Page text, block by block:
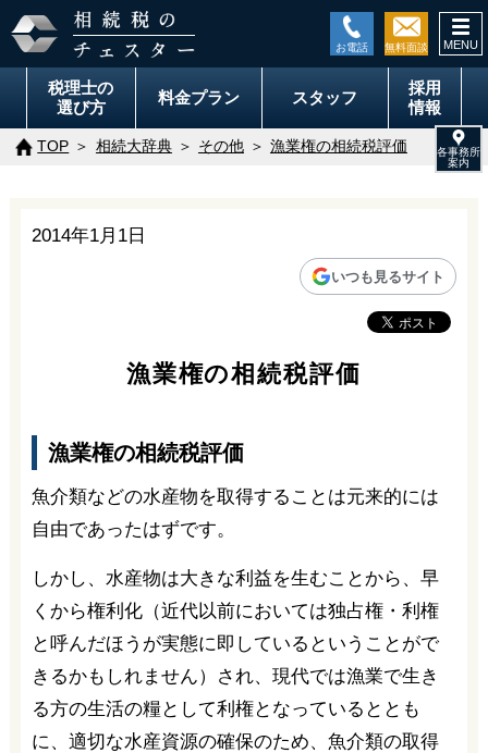
税理士の
選び方
料金プラン スタッフ
採用
情報
TOP 相続大辞典 その他 漁業権の相続税評価
2014年1月1日
いつも見るサイト
漁業権の相続税評価
漁業権の相続税評価
魚介類などの水産物を取得することは元来的には
自由であったはずです。
しかし、水産物は大きな利益を生むことから、早
くから権利化（近代以前においては独占権・利権
と呼んだほうが実態に即しているということがで
きるかもしれません）され、現代では漁業で生き
る方の生活の糧として利権となっているととも
に、適切な水産資源の確保のため、魚介類の取得